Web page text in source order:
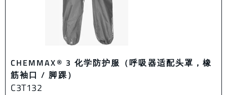
CHEMMAX® 3 化学防护服（呼吸器适配头罩，橡
筋袖口 / 脚踝）
C3T132